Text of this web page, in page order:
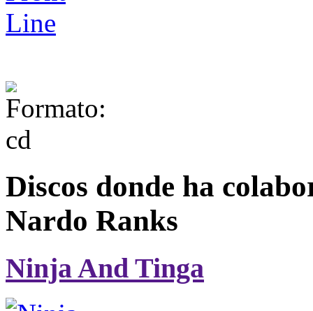
Discos donde ha
Nardo Ranks
Ninja And Tinga